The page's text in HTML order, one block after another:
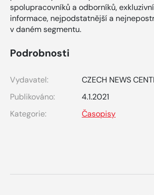
spolupracovníků a odborníků,
informace, nejpodstatnější a
v daném segmentu.
Podrobnosti
Vydavatel:
CZECH NEWS
Publikováno:
4.1.2021
Kategorie:
Časopisy